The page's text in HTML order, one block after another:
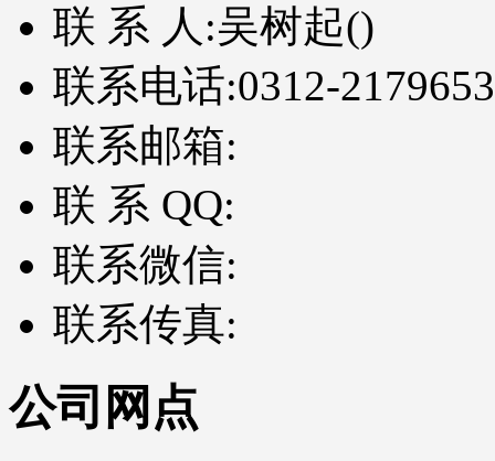
联 系 人:吴树起()
联系电话:0312-
联系邮箱:
联 系 QQ:
联系微信:
联系传真:
公司网点